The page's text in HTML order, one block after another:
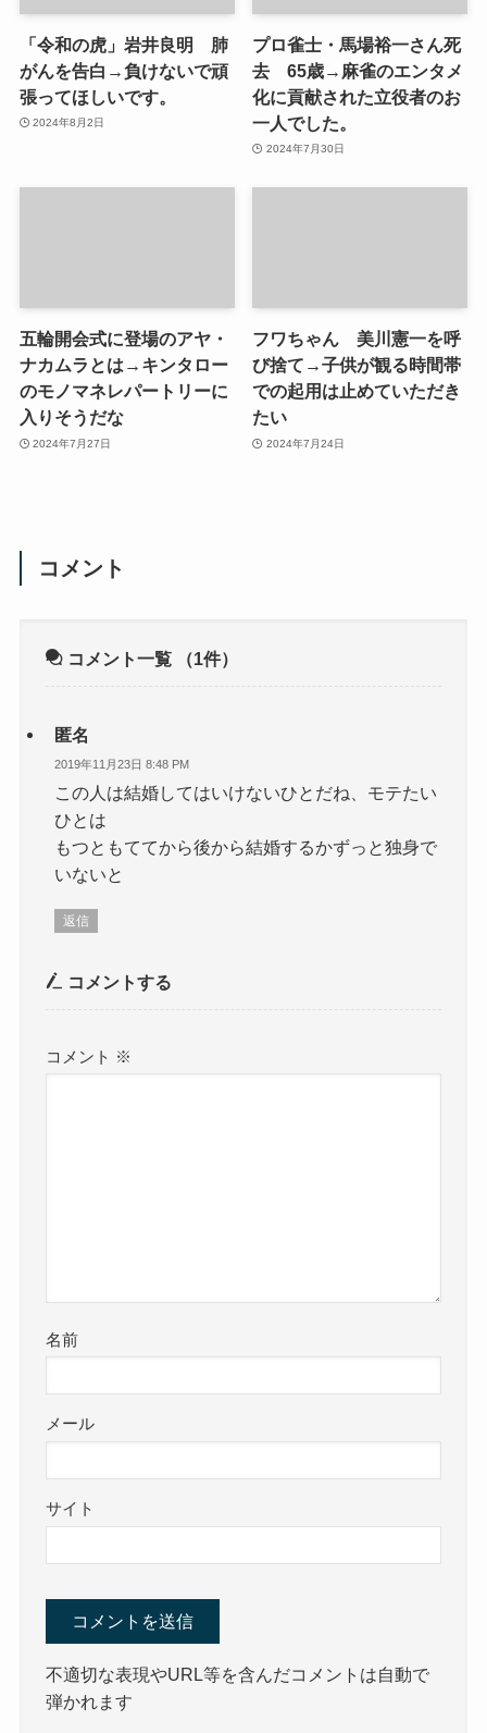
「令和の虎」岩井良明 肺
がんを告白→負けないで頑
張ってほしいです。
2024年8月2日
プロ雀士・馬場裕一さん死
去 65歳→麻雀のエンタメ
化に貢献された立役者のお
一人でした。
2024年7月30日
五輪開会式に登場のアヤ・
ナカムラとは→キンタロー
のモノマネレパートリーに
入りそうだな
2024年7月27日
フワちゃん 美川憲一を呼
び捨て→子供が観る時間帯
での起用は止めていただき
たい
2024年7月24日
コメント
コメント一覧 （1件）
匿名
2019年11月23日 8:48 PM
この人は結婚してはいけないひとだね、モテたい
ひとは
もつともててから後から結婚するかずっと独身で
いないと
返信
コメントする
コメント ※
名前
メール
サイト
不適切な表現やURL等を含んだコメントは自動で
弾かれます